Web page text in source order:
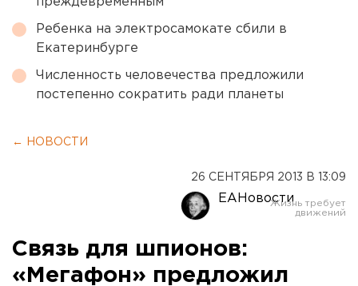
Ребенка на электросамокате сбили в
Екатеринбурге
Численность человечества предложили
постепенно сократить ради планеты
← НОВОСТИ
26 СЕНТЯБРЯ 2013 В 13:09
ЕАНовости
Связь для шпионов:
«Мегафон» предложил